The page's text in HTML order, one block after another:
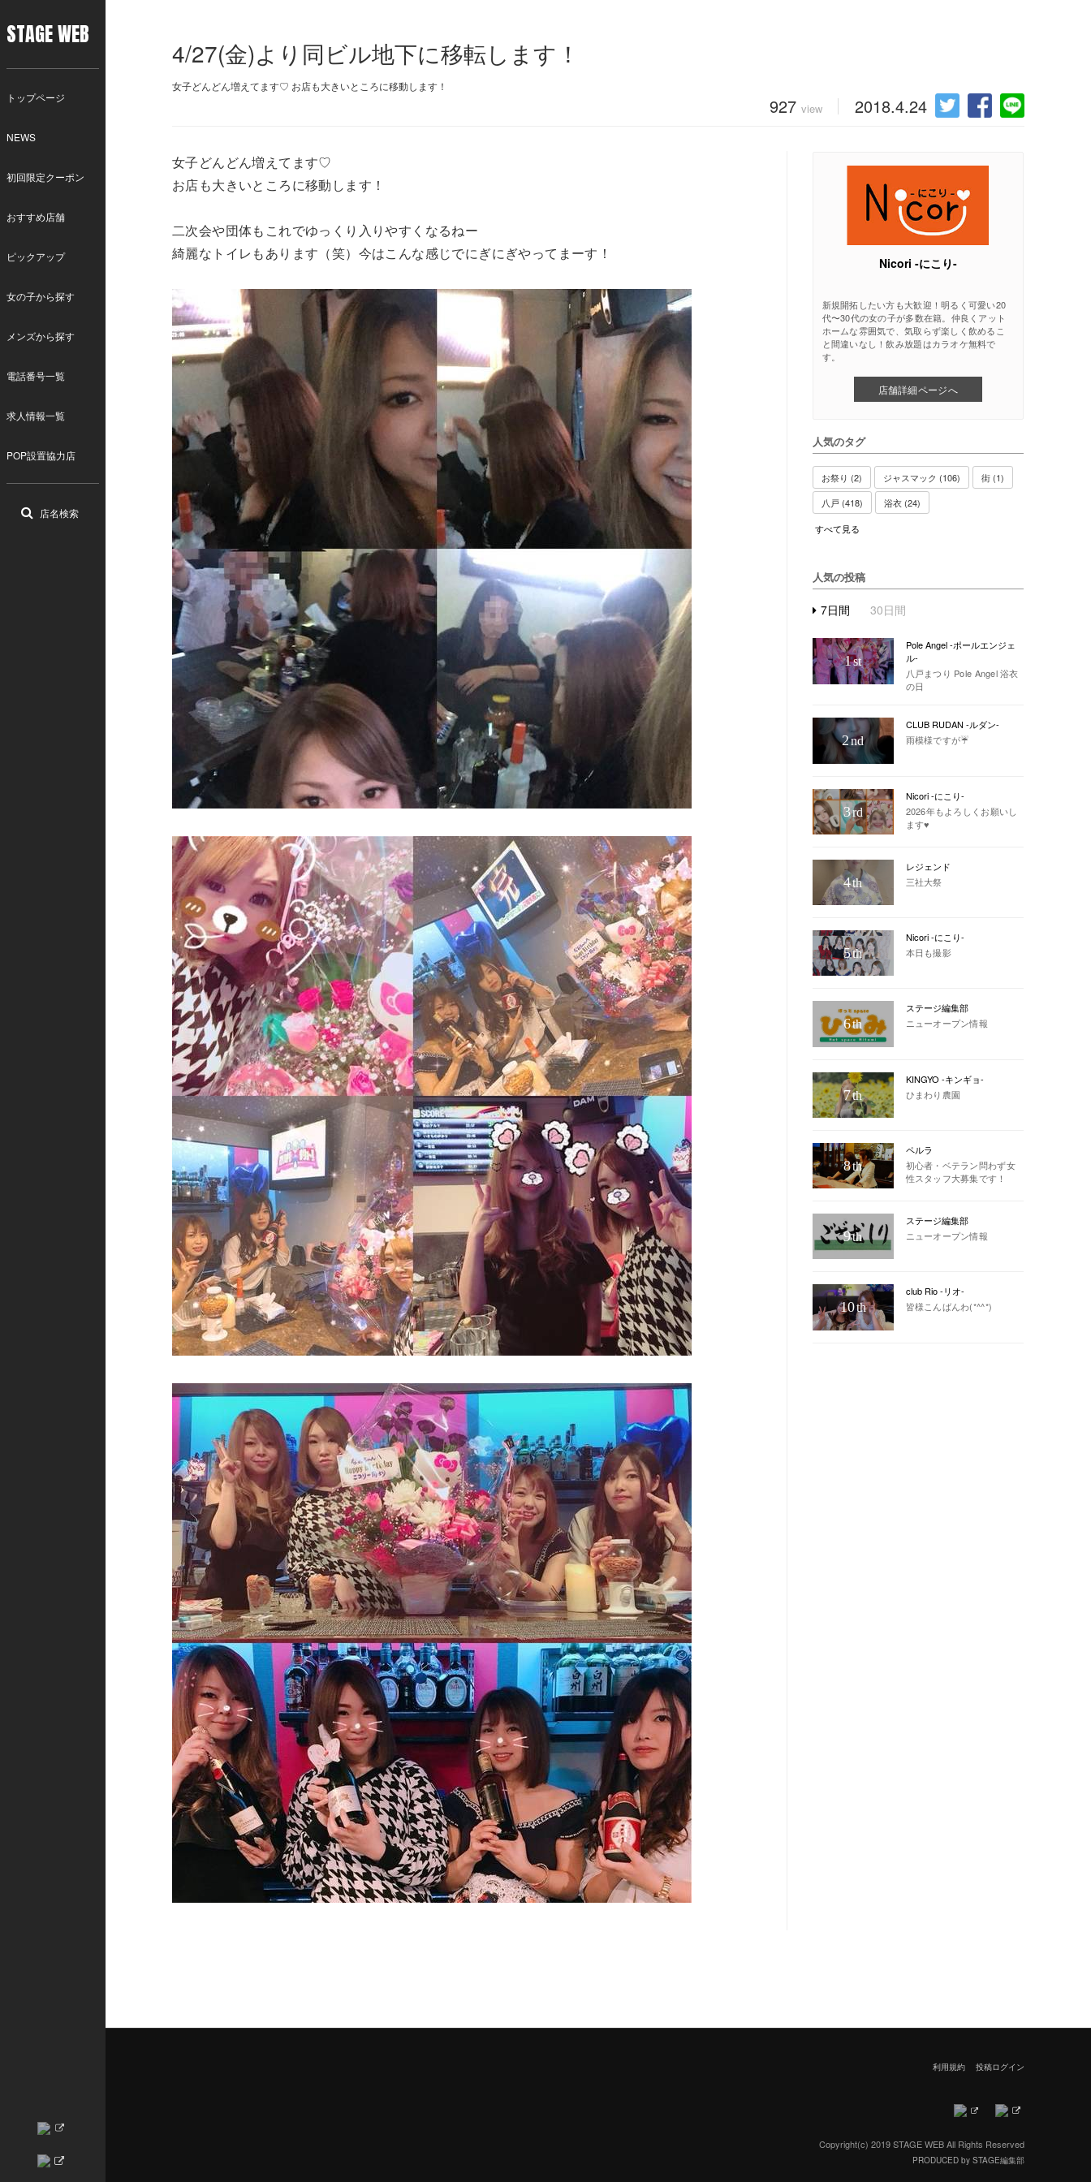
STAGE WEB
トップページ
NEWS
初回限定クーポン
おすすめ店舗
ピックアップ
女の子から探す
メンズから探す
電話番号一覧
求人情報一覧
POP設置協力店
店名検索
4/27(金)より同ビル地下に移転します！
女子どんどん増えてます♡ お店も大きいところに移動します！
927 view 2018.4.24
女子どんどん増えてます♡
お店も大きいところに移動します！
二次会や団体もこれでゆっくり入りやすくなるねー
綺麗なトイレもあります（笑）今はこんな感じでにぎにぎやってまーす！
Nicori -にこり-
新規開拓したい方も大歓迎！明るく可愛い20
代〜30代の女の子が多数在籍。仲良くアット
ホームな雰囲気で、気取らず楽しく飲めるこ
と間違いなし！飲み放題はカラオケ無料で
す。
店舗詳細ページへ
人気のタグ
お祭り (2) ジャスマック (106)
街 (1)
八戸 (418)
浴衣 (24)
すべて見る
人気の投稿
7日間 30日間
1st
Pole Angel -ポールエンジェ
ル-
八戸まつり Pole Angel 浴衣
の日
2nd
CLUB RUDAN -ルダン-
雨模様ですが☔️
3rd
Nicori -にこり-
2026年もよろしくお願いし
ます♥
4th
レジェンド
三社大祭
5th
Nicori -にこり-
本日も撮影
6th
ステージ編集部
ニューオープン情報
7th
KINGYO -キンギョ-
ひまわり農園
8th
ペルラ
初心者・ベテラン問わず女
性スタッフ大募集です！
9th
ステージ編集部
ニューオープン情報
10th
club Rio -リオ-
皆様こんばんわ(*^^*)
利用規約 投稿ログイン
Copyright(c) 2019 STAGE WEB All Rights Reserved
PRODUCED by STAGE編集部